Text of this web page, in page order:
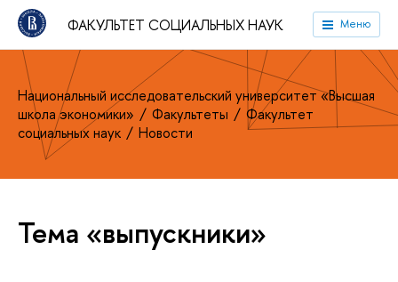
ФАКУЛЬТЕТ СОЦИАЛЬНЫХ НАУК Меню
Национальный исследовательский университет «Высшая
школа экономики»
Факультеты
Факультет
социальных наук
Новости
Тема «выпускники»